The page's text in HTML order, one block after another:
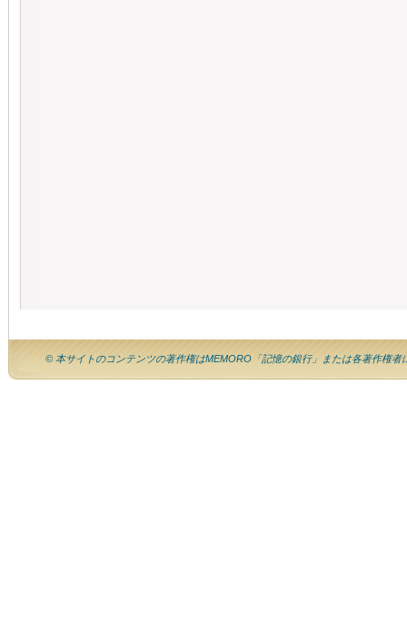
© 本サイトのコンテンツの著作権はMEMORO「記憶の銀行」または各著作権者